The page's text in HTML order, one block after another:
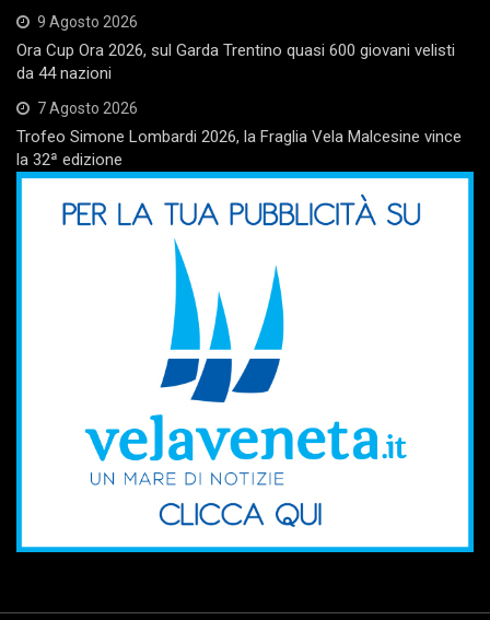
9 Agosto 2026
Ora Cup Ora 2026, sul Garda Trentino quasi 600 giovani velisti
da 44 nazioni
7 Agosto 2026
Trofeo Simone Lombardi 2026, la Fraglia Vela Malcesine vince
la 32ª edizione